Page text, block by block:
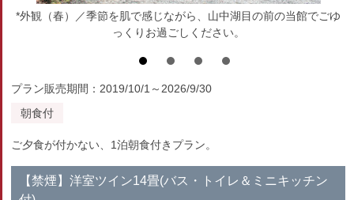
*外観（春）／季節を肌で感じながら、山中湖目の前の当館でごゆ
っくりお過ごしください。
プラン販売期間：2019/10/1～2026/9/30
朝食付
ご夕食が付かない、1泊朝食付きプラン。
【禁煙】洋室ツイン14畳(バス・トイレ＆ミニキッチン